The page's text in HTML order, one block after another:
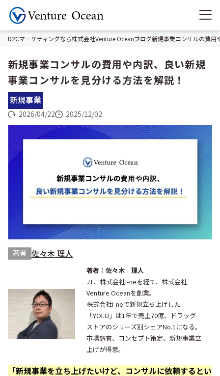
D2Cマーケティングなら株式会社Venture Oceanブログ新規事業コンサルの費用
新規事業コンサルの費用や内訳、良い新規
事業コンサルを見分ける方法を解説！
新規事業
2026/04/22 2025/12/02
著者 佐々木 理人
著者：佐々木 理人
JT、株式会社I-neを経て、株式会社
Venture Oceanを創業。
株式会社I-neで新規立ち上げした
「YOLU」は1年で売上70億、ドラッグ
ストアのシリーズ別シェアNo.1になる。
市場調査、コンセプト策定、新規事業立
上げが得意。
「新規事業を立ち上げたいけど、コンサルに依頼するとい